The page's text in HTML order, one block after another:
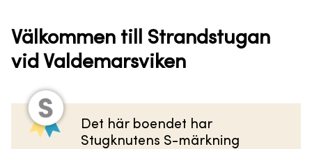
Välkommen till Strandstugan
vid Valdemarsviken
Det här boendet har
Stugknutens S-märkning